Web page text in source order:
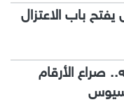
يفتح باب الاعتزال
صراع الأرقام